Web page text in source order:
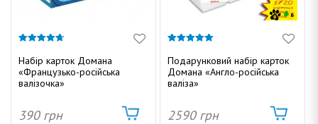
з 5
Набір карток Домана
«Французько-російська
валізочка»
390 грн
з 5
Подарунковий набір карток
Домана «Англо-російська
валіза»
2590 грн